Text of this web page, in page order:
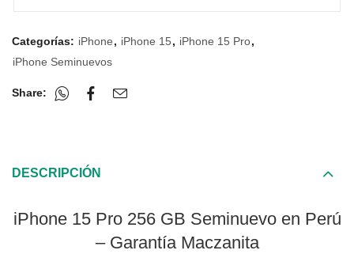
Categorías: iPhone, iPhone 15, iPhone 15 Pro,
iPhone Seminuevos
Share:
DESCRIPCIÓN
iPhone 15 Pro 256 GB Seminuevo en Perú
– Garantía Maczanita